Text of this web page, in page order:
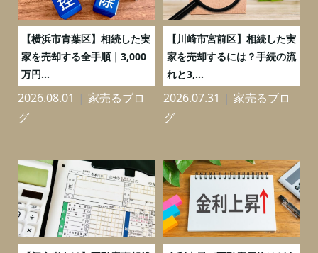
【横浜市青葉区】相続した実
家を売却する全手順｜3,000
万円...
2026.08.01
家売るブロ
グ
【川崎市宮前区】相続した実
家を売却するには？手続の流
れと3,...
2026.07.31
家売るブロ
グ